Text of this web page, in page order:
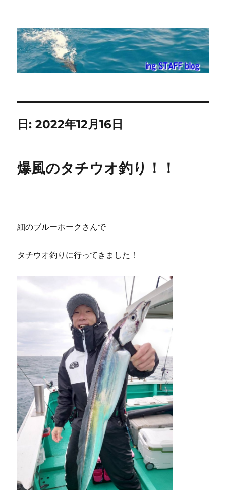
ing STAFF blog
日:2022年12月16日
爆風のタチウオ釣り！！
細のブルーホークさんで
タチウオ釣りに行ってきました！